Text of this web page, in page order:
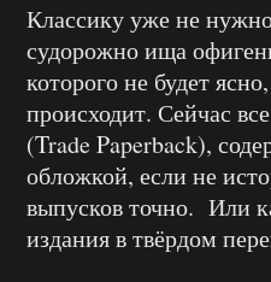
Классику уже не
судорожно ища
которого не будет
происходит. Сейчас
(Trade Paperback),
обложкой, если не
выпусков точно. Или
издания в твёрдом